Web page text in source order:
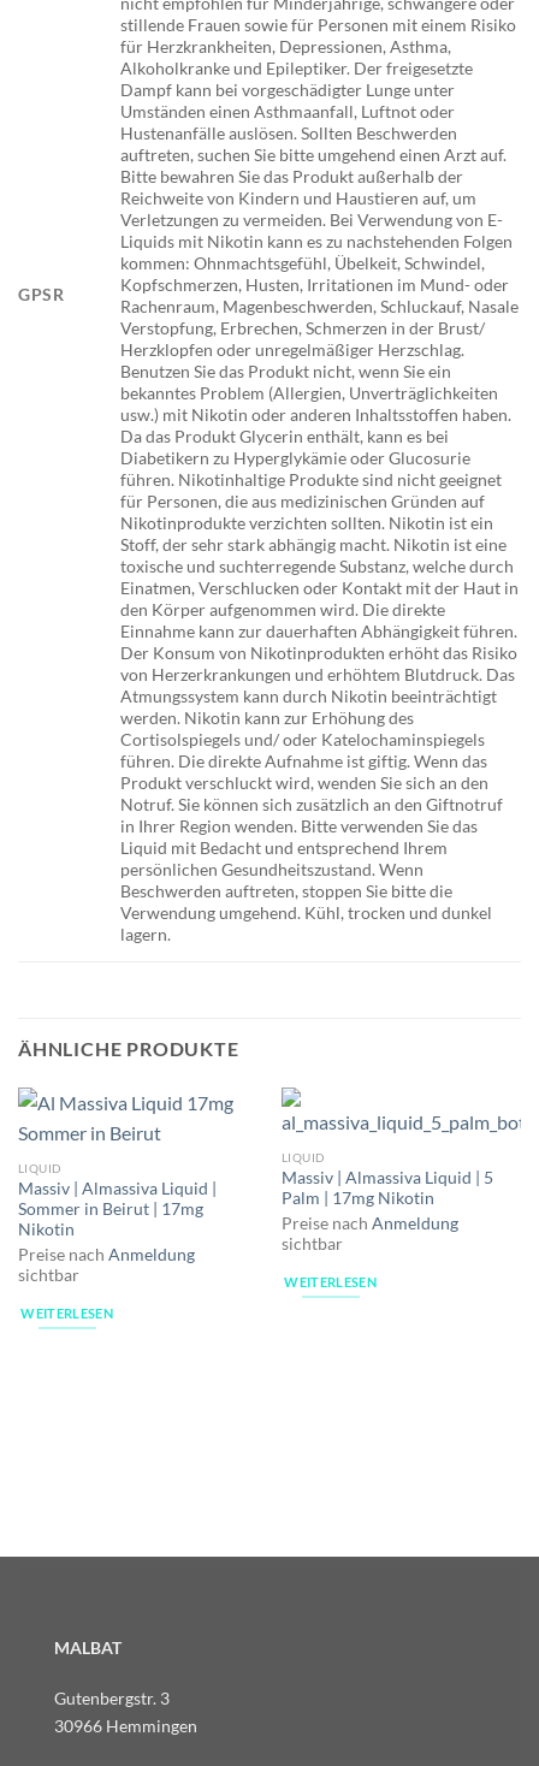
GPSR
stillende Frauen sowie für Personen mit einem Risiko
für Herzkrankheiten, Depressionen, Asthma,
Alkoholkranke und Epileptiker. Der freigesetzte
Dampf kann bei vorgeschädigter Lunge unter
Umständen einen Asthmaanfall, Luftnot oder
Hustenanfälle auslösen. Sollten Beschwerden
auftreten, suchen Sie bitte umgehend einen Arzt auf.
Bitte bewahren Sie das Produkt außerhalb der
Reichweite von Kindern und Haustieren auf, um
Verletzungen zu vermeiden. Bei Verwendung von E-
Liquids mit Nikotin kann es zu nachstehenden Folgen
kommen: Ohnmachtsgefühl, Übelkeit, Schwindel,
Kopfschmerzen, Husten, Irritationen im Mund- oder
Rachenraum, Magenbeschwerden, Schluckauf, Nasale
Verstopfung, Erbrechen, Schmerzen in der Brust/
Herzklopfen oder unregelmäßiger Herzschlag.
Benutzen Sie das Produkt nicht, wenn Sie ein
bekanntes Problem (Allergien, Unverträglichkeiten
usw.) mit Nikotin oder anderen Inhaltsstoffen haben.
Da das Produkt Glycerin enthält, kann es bei
Diabetikern zu Hyperglykämie oder Glucosurie
führen. Nikotinhaltige Produkte sind nicht geeignet
für Personen, die aus medizinischen Gründen auf
Nikotinprodukte verzichten sollten. Nikotin ist ein
Stoff, der sehr stark abhängig macht. Nikotin ist eine
toxische und suchterregende Substanz, welche durch
Einatmen, Verschlucken oder Kontakt mit der Haut in
den Körper aufgenommen wird. Die direkte
Einnahme kann zur dauerhaften Abhängigkeit führen.
Der Konsum von Nikotinprodukten erhöht das Risiko
von Herzerkrankungen und erhöhtem Blutdruck. Das
Atmungssystem kann durch Nikotin beeinträchtigt
werden. Nikotin kann zur Erhöhung des
Cortisolspiegels und/ oder Katelochaminspiegels
führen. Die direkte Aufnahme ist giftig. Wenn das
Produkt verschluckt wird, wenden Sie sich an den
Notruf. Sie können sich zusätzlich an den Giftnotruf
in Ihrer Region wenden. Bitte verwenden Sie das
Liquid mit Bedacht und entsprechend Ihrem
persönlichen Gesundheitszustand. Wenn
Beschwerden auftreten, stoppen Sie bitte die
Verwendung umgehend. Kühl, trocken und dunkel
lagern.
ÄHNLICHE PRODUKTE
LIQUID
Massiv | Almassiva Liquid |
Sommer in Beirut | 17mg
Nikotin
Preise nach Anmeldung
sichtbar
WEITERLESEN
LIQUID
Massiv | Almassiva Liquid | 5
Palm | 17mg Nikotin
Preise nach Anmeldung
sichtbar
WEITERLESEN
MALBAT
Gutenbergstr. 3
30966 Hemmingen